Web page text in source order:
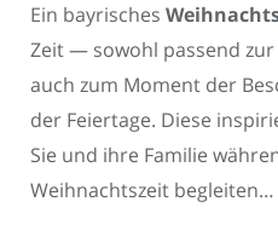
Ein bayrisches
Zeit — sowohl passend
auch zum Moment der
der Feiertage. Diese
Sie und ihre Familie
Weihnachtszeit begleiten…